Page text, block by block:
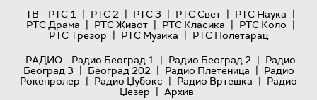
ТВ
РТС 1 | РТС 2 | РТС 3 | РТС Свет | РТС Наука |
РТС Драма | РТС Живот | РТС Класика | РТС Коло |
РТС Трезор | РТС Музика | РТС Полетарац
РАДИО
Радио Београд 1 | Радио Београд 2 | Радио
Београд 3 | Београд 202 | Радио Плетеница | Радио
Рокенролер | Радио Џубокс | Радио Вртешка | Радио
Џезер | Архив